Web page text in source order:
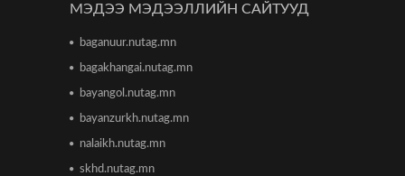
Элсэлтийн Шалгалт зохион
БАЙРШИЛ
2026/06/17 12:20
Отгонтэнгэр хайрханы тахилгад
оролцохоор ирж буй иргэдийн
2026/06/16 15:28
МЭДЭЭ МЭДЭЭЛЛИЙН САЙТУУД
baganuur.nutag.mn
bagakhangai.nutag.mn
bayangol.nutag.mn
bayanzurkh.nutag.mn
nalaikh.nutag.mn
skhd.nutag.mn